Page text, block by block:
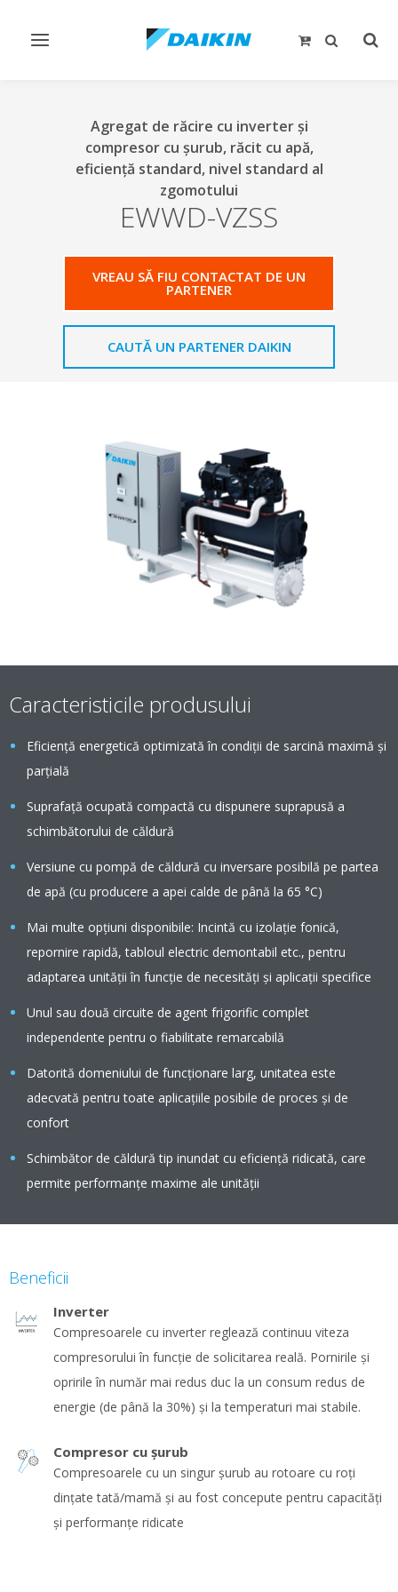
Comutare
Agregat de răcire cu inverter şi
compresor cu şurub, răcit cu apă,
eficienţă standard, nivel standard al
zgomotului
EWWD-VZSS
VREAU SĂ FIU CONTACTAT DE UN
PARTENER
CAUTĂ UN PARTENER DAIKIN
Caracteristicile produsului
Eficienţă energetică optimizată în condiţii de sarcină maximă şi
parţială
Suprafaţă ocupată compactă cu dispunere suprapusă a
schimbătorului de căldură
Versiune cu pompă de căldură cu inversare posibilă pe partea
de apă (cu producere a apei calde de până la 65 °C)
Mai multe opţiuni disponibile: Incintă cu izolaţie fonică,
repornire rapidă, tabloul electric demontabil etc., pentru
adaptarea unităţii în funcţie de necesităţi şi aplicaţii specifice
Unul sau două circuite de agent frigorific complet
independente pentru o fiabilitate remarcabilă
Datorită domeniului de funcţionare larg, unitatea este
adecvată pentru toate aplicaţiile posibile de proces şi de
confort
Schimbător de căldură tip inundat cu eficienţă ridicată, care
permite performanţe maxime ale unităţii
Beneficii
Inverter
Compresoarele cu inverter reglează continuu viteza
compresorului în funcţie de solicitarea reală. Pornirile şi
opririle în număr mai redus duc la un consum redus de
energie (de până la 30%) şi la temperaturi mai stabile.
Compresor cu şurub
Compresoarele cu un singur şurub au rotoare cu roţi
dinţate tată/mamă şi au fost concepute pentru capacităţi
şi performanţe ridicate